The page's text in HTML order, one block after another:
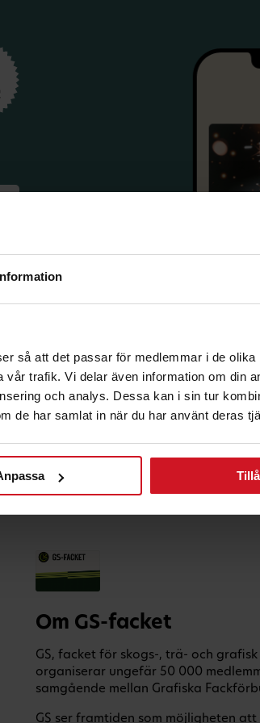
så att det passar för medlemmar i de olika
trafik. Vi delar även information om din
och analys. Dessa kan i sin tur
de har samlat in när du har använt deras
Om GS-facket
GS, facket för skogs-, trä- och
organiserar ungefär 50 000
samgående mellan Grafiska
GS ser framtiden som möjligheten